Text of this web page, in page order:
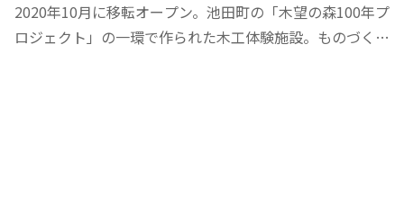
2020年10月に移転オープン。池田町の「木望の森100年プ
ロジェクト」の一環で作られた木工体験施設。ものづくり